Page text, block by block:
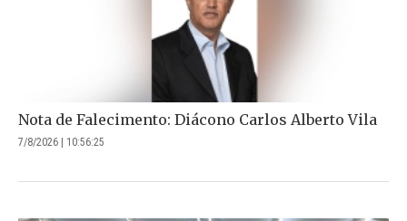
Nota de Falecimento: Diácono Carlos Alberto Vila
7/8/2026 | 10:56:25